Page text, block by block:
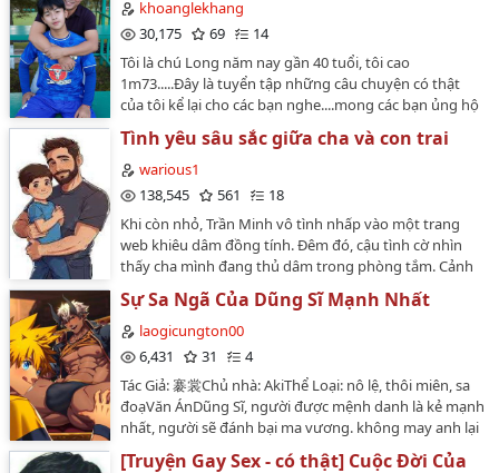
tâm hồn khao khát muốn chiếm hữu và khuất phục
những chàng trai trẻ bằng con cặc to tướng của mình.
Số phận trớ trêu đặt họ vào hai bờ đối lập của xã hội.
Gia cảnh khác biệt như bức tường thành vô hình ngăn
cản tình yêu chớm nở. Những ánh mắt dò xét, những
lời đàm tiếu sau lưng, thậm chí là sự phản đối gay gắt
từ gia đình Minh, tất cả như muốn dập tắt ngọn lửa
tình yêu vừa mới hé.Do cuộc đời nghèo khó và một sự
kiện bất ngờ Lâm phải làm ở đợ tại nhà Minh. Từ đây
mọi sóng gió bắt đầu, Minh bắt đầu các kế hoạch để
lạm dụng Lâm, khiến anh sống trong khổ sở và sung
sướng…
khoanglekhang
30,175
69
14
Tôi là chú Long năm nay gần 40 tuổi, tôi cao
1m73.....Đây là tuyển tập những câu chuyện có thật
của tôi kể lại cho các bạn nghe....mong các bạn ủng hộ
nhé.Do là kể lại những câu chuyện có thật nên viết hơi
nhanh và sai chính tả. các bạn cố gắng hiểu nhé…
Tình yêu sâu sắc giữa cha và con trai
warious1
138,545
561
18
Khi còn nhỏ, Trần Minh vô tình nhấp vào một trang
web khiêu dâm đồng tính. Đêm đó, cậu tình cờ nhìn
thấy cha mình đang thủ dâm trong phòng tắm. Cảnh
tượng gợi cảm và hoang dã đó khiến cậu ta có một
giấc mơ ướt át đêm đó, và một hạt giống loạn luân đã
được gieo vào trong tim cậu ta. Cuối cùng, vào một
đêm khi cha mình say rượu, Trần Minh đã bò lên
nâu to đùng đó vào hậu môn của cậu. . . . . .Số chương:
26…
Sự Sa Ngã Của Dũng Sĩ Mạnh Nhất
laogicungton00
6,431
31
4
Tác Giả: 褰裳Chủ nhà: AkiThể Loại: nô lệ, thôi miên, sa
đoạVăn ÁnDũng Sĩ, người được mệnh danh là kẻ mạnh
nhất, người sẽ đánh bại ma vương. không may anh lại
sập bẫy của gã Ma Vương. Kể từ đó, anh bị Ma Vương
[Truyện Gay Sex - có thật] Cuộc Đời Của